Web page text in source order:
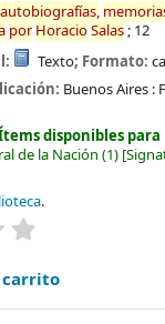
autobiografías,
porHoracioSalas; 12
Texto; Formato:
Buenos Aires :
disponibles
de la Nación (1)
.
carrito